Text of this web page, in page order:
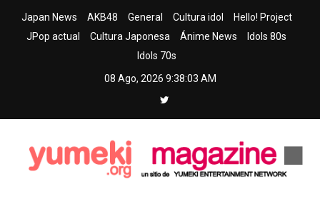
Japan News AKB48 General Cultura idol
Hello! Project
JPop actual
Cultura Japonesa Ánime News
Idols 80s
Idols 70s
08 Ago, 2026 9:38:04 AM